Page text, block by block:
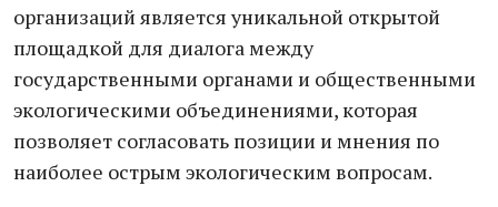
организаций является уникальной открытой
площадкой для диалога между
государственными органами и общественными
экологическими объединениями, которая
позволяет согласовать позиции и мнения по
наиболее острым экологическим вопросам.